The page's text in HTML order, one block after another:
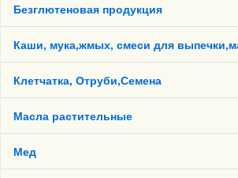
Безглютеновая продукция
Каши, мука,жмых, смеси для
Клетчатка, Отруби,Семена
Масла растительные
Мед